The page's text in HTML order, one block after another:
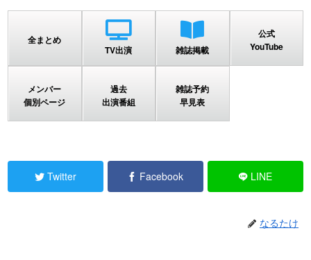
全まとめ
TV出演
雑誌掲載
公式
YouTube
メンバー
個別ページ
過去
出演番組
雑誌予約
早見表
Twitter Facebook LINE
なるたけ